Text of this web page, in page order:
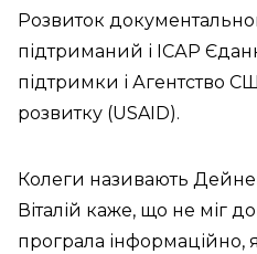
Розвиток
підтриманий і ІСАР
підтримки і Агентство
розвитку (USAID).
Колеги називають
Віталій каже, що не міг
програла інформаційно,